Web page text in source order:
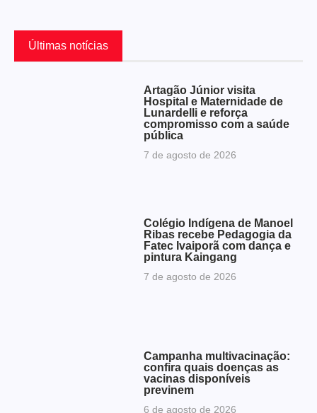
Últimas notícias
Artagão Júnior visita
Hospital e Maternidade de
Lunardelli e reforça
compromisso com a saúde
pública
7 de agosto de 2026
Colégio Indígena de Manoel
Ribas recebe Pedagogia da
Fatec Ivaiporã com dança e
pintura Kaingang
7 de agosto de 2026
Campanha multivacinação:
confira quais doenças as
vacinas disponíveis
previnem
6 de agosto de 2026